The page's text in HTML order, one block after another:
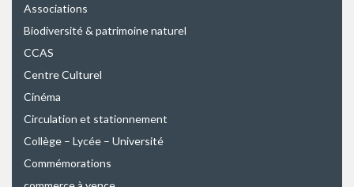
Associations
Biodiversité & patrimoine naturel
CCAS
Centre Culturel
Cinéma
Circulation et stationnement
Collège – Lycée – Université
Commémorations